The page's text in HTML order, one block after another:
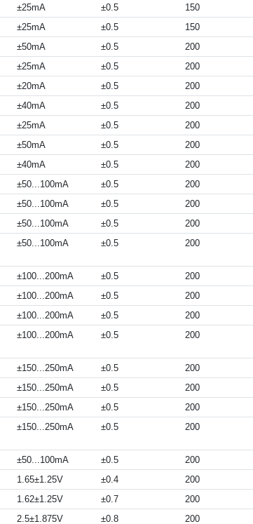
±25mA ±0.5 150
±25mA ±0.5 150
±50mA ±0.5 200
±25mA ±0.5 200
±20mA ±0.5 200
±40mA ±0.5 200
±25mA ±0.5 200
±50mA ±0.5 200
±40mA ±0.5 200
±50...100mA ±0.5 200
±50...100mA ±0.5 200
±50...100mA ±0.5 200
±50...100mA ±0.5 200
±100...200mA ±0.5 200
±100...200mA ±0.5 200
±100...200mA ±0.5 200
±100...200mA ±0.5 200
±150...250mA ±0.5 200
±150...250mA ±0.5 200
±150...250mA ±0.5 200
±150...250mA ±0.5 200
±50...100mA ±0.5 200
1.65±1.25V ±0.4 200
1.62±1.25V ±0.7 200
2.5±1.875V ±0.8 200